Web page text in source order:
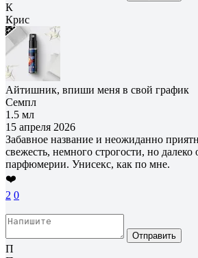
К
Крис
Айтишник, впиши меня в свой график
Семпл
1.5 мл
15 апреля 2026
Забавное название и неожиданно
свежесть, немного строгости, но далеко
парфюмерии. Унисекс, как по мне.
❤️
2 0
Отправить
П